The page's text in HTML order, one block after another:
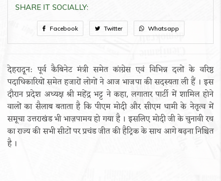
SHARE IT SOCIALLY:
Facebook Twitter Whatsapp
देहरादून: पूर्व कैबिनेट मंत्री समेत कांग्रेस एवं विभिन्न दलों के वरिष्ठ
पदाधिकारियों समेत हजारों लोगों ने आज भाजपा की सदस्यता ली हैं । इस
दौरान प्रदेश अध्यक्ष श्री महेंद्र भट्ट ने कहा, लगातार पार्टी में शामिल होने
वालों का सैलाब बताता है कि पीएम मोदी और सीएम धामी के नेतृत्व में
समूचा उत्तराखंड भी भाज़पामय हो गया है । इसलिए मोदी जी के चुनावी रथ
का राज्य की सभी सीटों पर प्रचंड जीत की हैट्रिक के साथ आगे बढ़ना निश्चित
है ।